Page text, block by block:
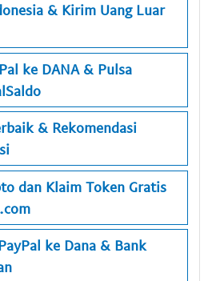
& Kirim Uang Luar
ke DANA & Pulsa
& Rekomendasi
dan Klaim Token Gratis
ke Dana & Bank